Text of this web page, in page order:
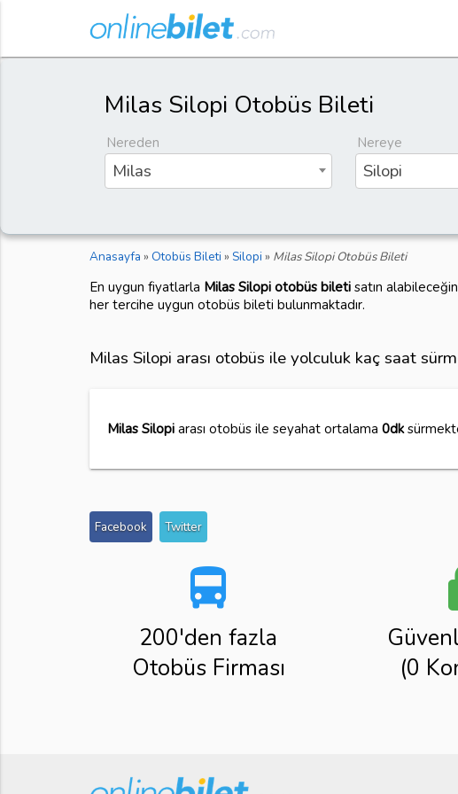
Milas Silopi Otobüs Bileti
Nereden
Milas
Nereye
Silopi
Anasayfa » Otobüs Bileti » Silopi » Milas Silopi Otobüs Bileti
En uygun fiyatlarla Milas Silopi otobüs biletisatın
her tercihe uygun otobüs bileti bulunmaktadır.
Milas Silopi arası otobüs ile yolculuk kaç saat
Milas Silopiarası otobüs ile seyahat ortalama 0dk
Facebook Twitter
directions_bus
200'den fazla
Otobüs Firması
(0